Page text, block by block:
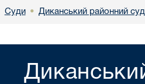
Суди • Диканський районний суд